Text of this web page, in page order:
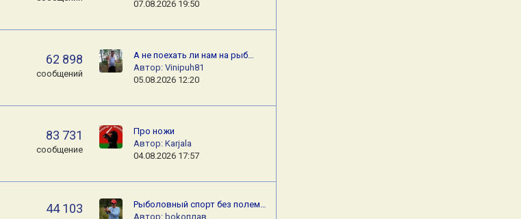
07.08.2026 19:50
62 898
сообщений
А не поехать ли нам на рыб…
Автор: Vinipuh81
05.08.2026 12:20
83 731
сообщение
Про ножи
Автор: Karjala
04.08.2026 17:57
44 103
Рыболовный спорт без полем…
Автор: bokoплав